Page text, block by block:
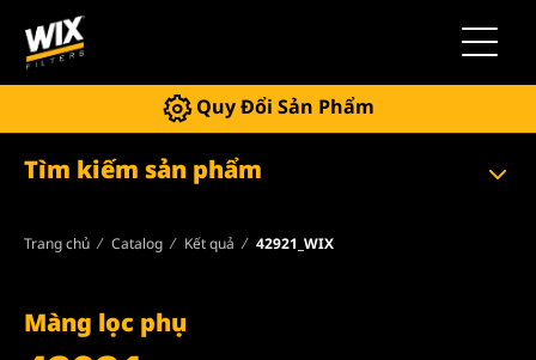
Quy Đổi Sản Phẩm
Tìm kiếm sản phẩm
Trang chủ Catalog Kết quả 42921_WIX
Màng lọc phụ